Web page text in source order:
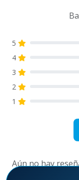
5
4
3
2
1
Aún no hay